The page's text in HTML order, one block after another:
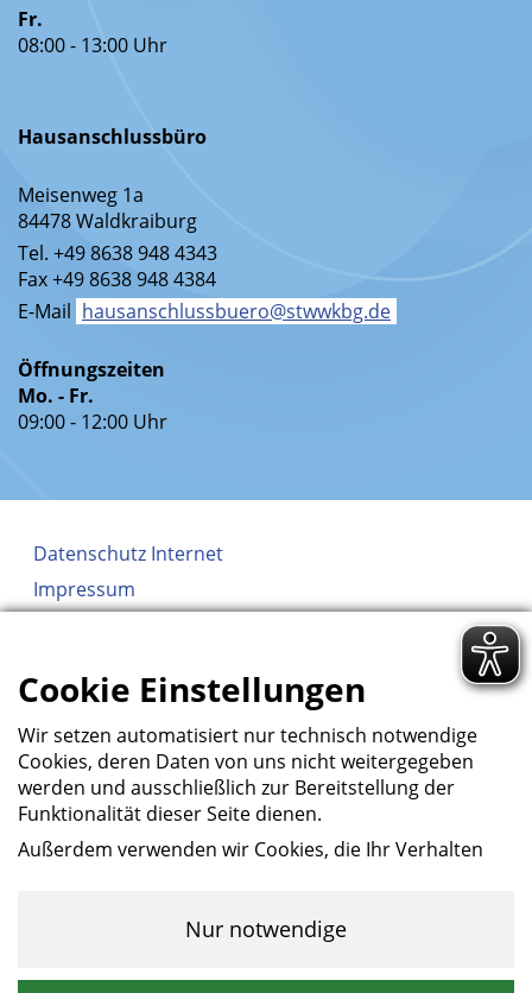
Fr.
08:00 - 13:00 Uhr
Hausanschlussbüro
Meisenweg 1a
84478 Waldkraiburg
Tel. +49 8638 948 4343
Fax +49 8638 948 4384
E-Mail hausanschlussbuero@stwwkbg.de
Öffnungszeiten
Mo. - Fr.
09:00 - 12:00 Uhr
Datenschutz Internet
Impressum
Cookie Einstellungen
Wir setzen automatisiert nur technisch notwendige
Cookies, deren Daten von uns nicht weitergegeben
werden und ausschließlich zur Bereitstellung der
Funktionalität dieser Seite dienen.
Außerdem verwenden wir Cookies, die Ihr Verhalten
lernen. Wir erheben dabei nur pseudonyme Daten,
Nur notwendige